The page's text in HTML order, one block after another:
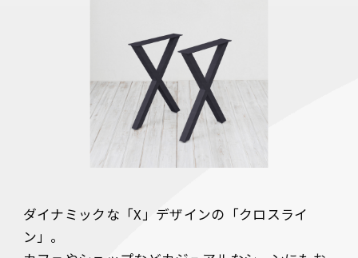
ダイナミックな「X」デザインの「クロスライ
ン」。